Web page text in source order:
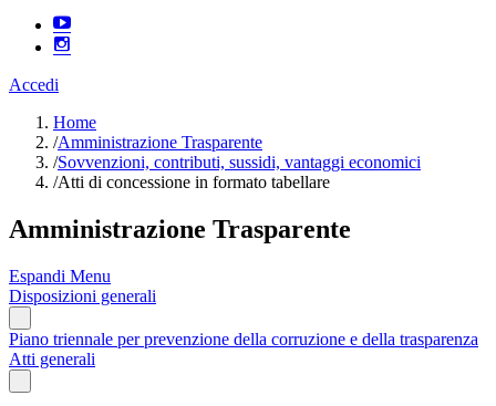
Accedi
Home
/Amministrazione Trasparente
/Sovvenzioni, contributi, sussidi, vantaggi economici
/Atti di concessione in formato tabellare
Amministrazione Trasparente
Espandi Menu
Disposizioni generali
Piano triennale per prevenzione della corruzione e della trasparenza
Atti generali